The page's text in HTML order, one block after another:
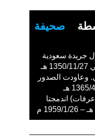
صحيفة
جريدة سعودية
أسسها: محمد صالح نصيف في 1350/11/27 هـ
1932 ميلادي. وعاودت الصدور
باسم (البلاد السعودية) في 1365/4/1 هـ
عرفات) اندمجتا